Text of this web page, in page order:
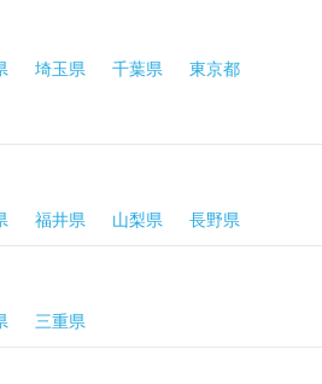
埼玉県 千葉県 東京都
福井県 山梨県 長野県
三重県